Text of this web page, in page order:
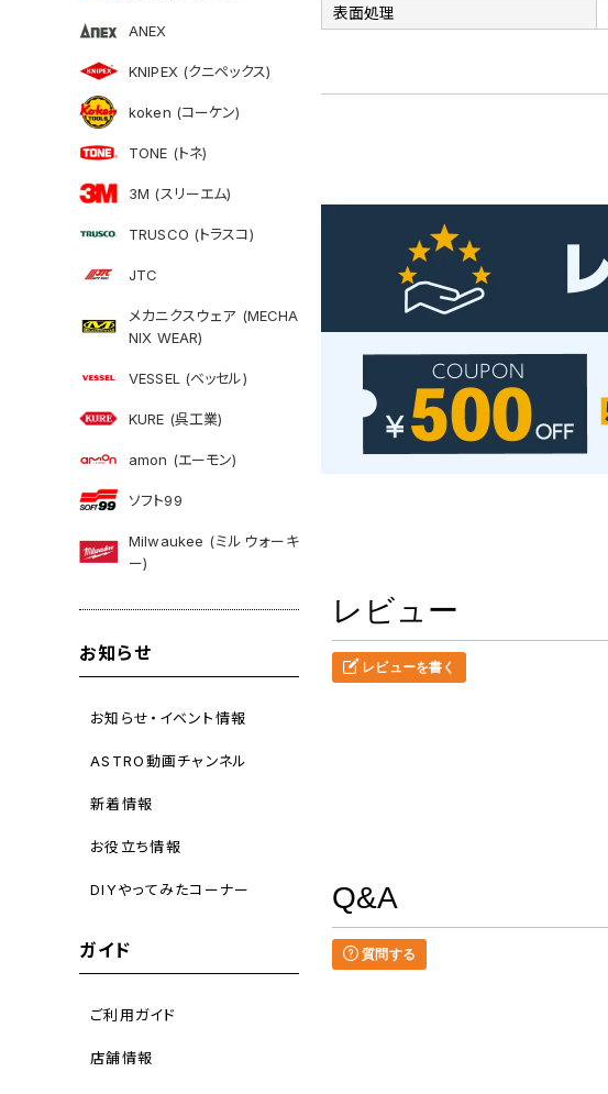
ANEX
KNIPEX (クニペックス)
koken (コーケン)
TONE (トネ)
3M (スリーエム)
TRUSCO (トラスコ)
JTC
メカニクスウェア (MECHA
NIX WEAR)
VESSEL (ベッセル)
KURE (呉工業)
amon (エーモン)
ソフト99
Milwaukee (ミルウォーキ
ー)
お知らせ
お知らせ・イベント情報
ASTRO動画チャンネル
新着情報
お役立ち情報
DIYやってみたコーナー
ガイド
ご利用ガイド
店舗情報
表面処理
レビュー
レビューを書く
Q&A
質問する